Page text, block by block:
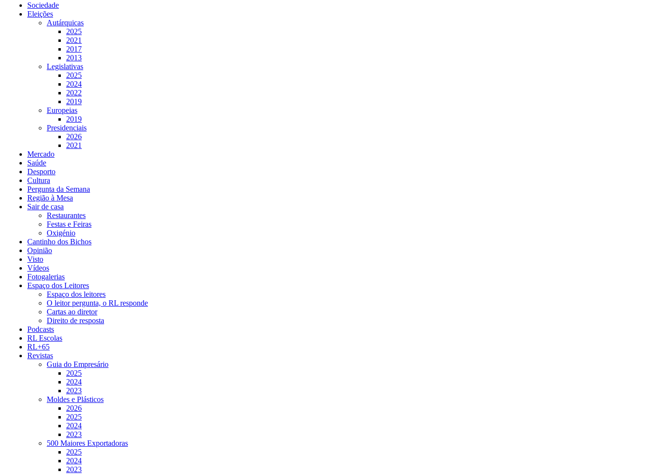
Sociedade
Eleições
Autárquicas
2025
2021
2017
2013
Legislativas
2025
2024
2022
2019
Europeias
2019
Presidenciais
2026
2021
Mercado
Saúde
Desporto
Cultura
Pergunta da Semana
Região à Mesa
Sair de casa
Restaurantes
Festas e Feiras
Oxigénio
Cantinho dos Bichos
Opinião
Visto
Vídeos
Fotogalerias
Espaço dos Leitores
Espaço dos leitores
O leitor pergunta, o RL responde
Cartas ao diretor
Direito de resposta
Podcasts
RL Escolas
RL+65
Revistas
Guia do Empresário
2025
2024
2023
Moldes e Plásticos
2026
2025
2024
2023
500 Maiores Exportadoras
2025
2024
2023